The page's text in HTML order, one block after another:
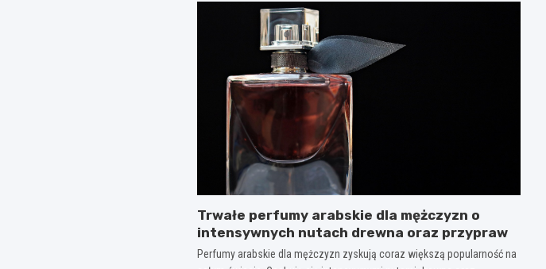
Trwałe perfumy arabskie dla mężczyzn o
intensywnych nutach drewna oraz przypraw
Perfumy arabskie dla mężczyzn zyskują coraz większą popularność na